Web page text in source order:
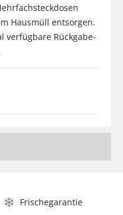
Hausmüll entsorgen.
verfügbare Rückgabe-
Frischegarantie